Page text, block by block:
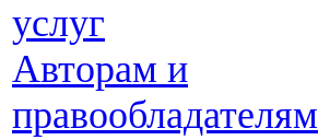
услуг
Авторам и
правообладателям